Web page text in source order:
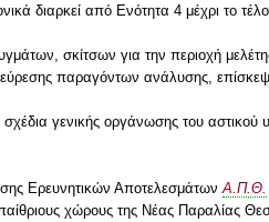
διαρκεί από Ενότητα 4 μέχρι το
σκίτσων για την περιοχή
παραγόντων ανάλυσης,
γενικής οργάνωσης του
Ερευνητικών Αποτελεσμάτων Α.Π.Θ.